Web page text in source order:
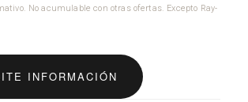
No acumulable con otras ofertas. Excepto Ray-
INFORMACIÓN